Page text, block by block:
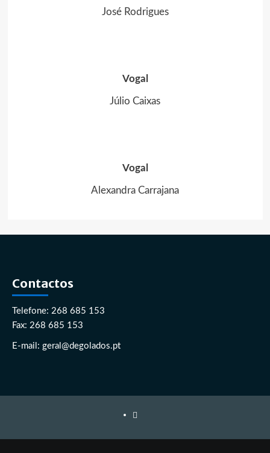
José Rodrigues
Vogal
Júlio Caixas
Vogal
Alexandra Carrajana
Contactos
Telefone: 268 685 153
Fax: 268 685 153
E-mail: geral@degolados.pt
Facebook